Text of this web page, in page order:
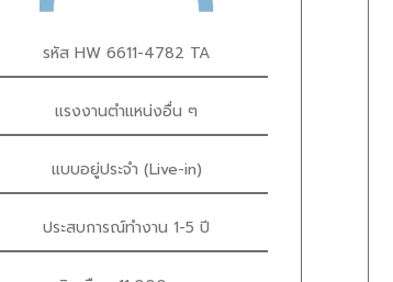
รหัส HW 6611-4782 TA
แรงงานตำแหน่งอื่น ๆ
แบบอยู่ประจำ (Live-in)
ประสบการณ์ทำงาน 1-5 ปี